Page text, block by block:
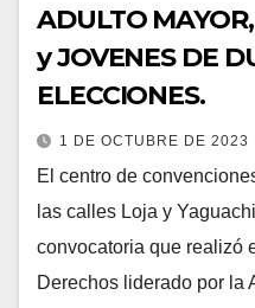
ADULTO
y JOVENES DE
ELECCIONES.
1 DE OCTUBRE DE 2023
El centro de
las calles Loja y
convocatoria que realizó
Derechos liderado por la